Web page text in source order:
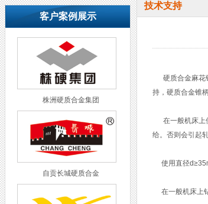
客户案例展示
株洲硬质合金集团
自贡长城硬质合金
技术支持
硬质合金麻花
持，硬质合金锥
在一般机床上
给。否则会引起
使用直径
在一般机床上